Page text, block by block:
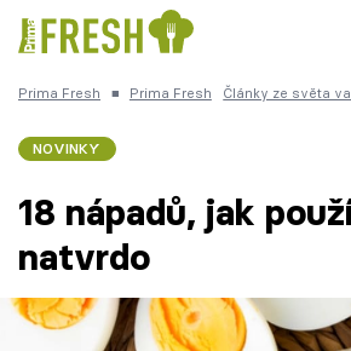
Česká kuchyně
Témata
Prima Fresh ■ Prima Fresh Články ze světa
NOVINKY
18 nápadů, jak
natvrdo